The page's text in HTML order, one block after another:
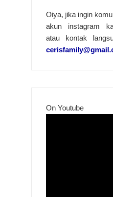
Oiya, jika ingin
akun instagram
atau kontak
On Youtube